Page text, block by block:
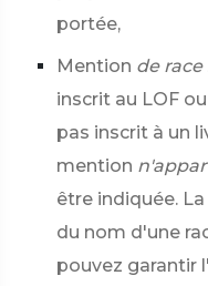
portée,
Mention de race
inscrit au LOF ou
pas inscrit à un
mention
être indiquée.
du nom d'une
pouvez garantir